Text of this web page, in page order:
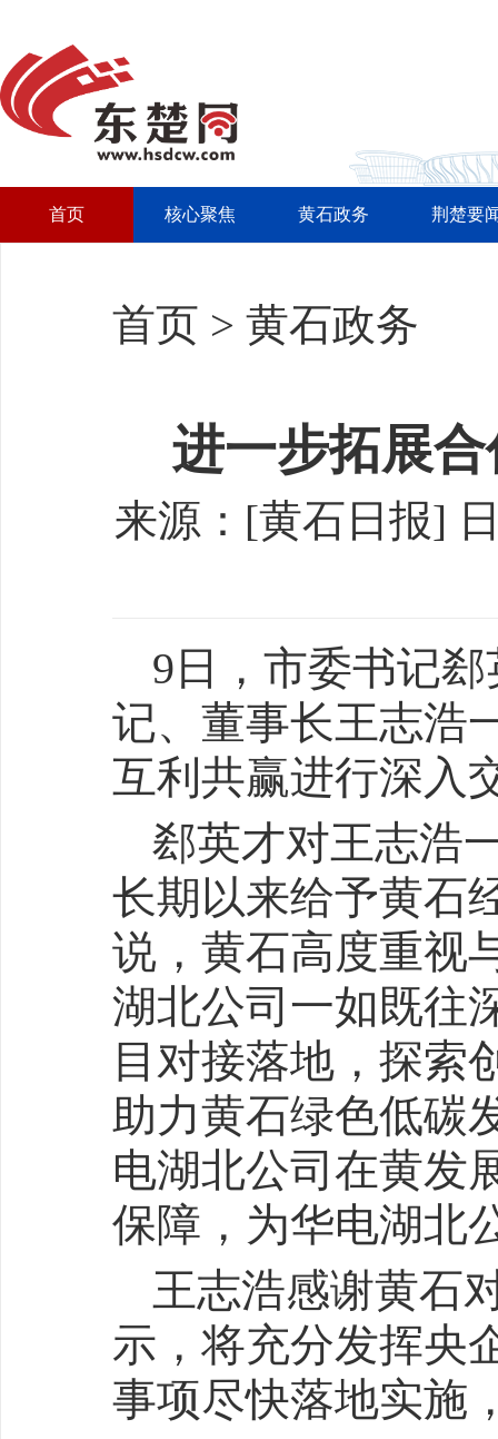
首页 核心聚焦 黄石政务 荆楚要
首页 > 黄石政务
进一步拓展
来源：[黄石日报]
9日，市委书记
记、董事长王志浩
互利共赢进行深入
郄英才对王志浩
长期以来给予黄石
说，黄石高度重视
湖北公司一如既往
目对接落地，探索
助力黄石绿色低碳
电湖北公司在黄发
保障，为华电湖北
王志浩感谢黄石
示，将充分发挥央
事项尽快落地实施